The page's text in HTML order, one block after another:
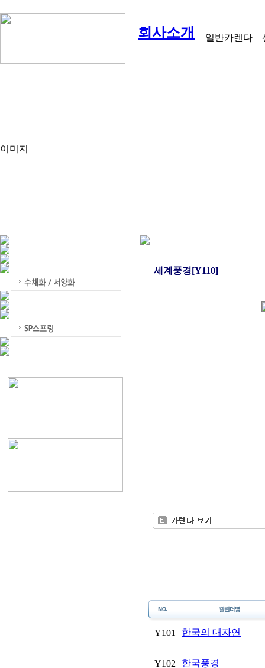
회사소개 일반카렌다
이미지
세계풍경[Y110]
Y101 한국의 대자연
Y102 한국풍경